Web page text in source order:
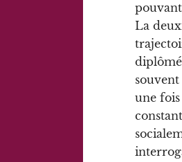
La
une